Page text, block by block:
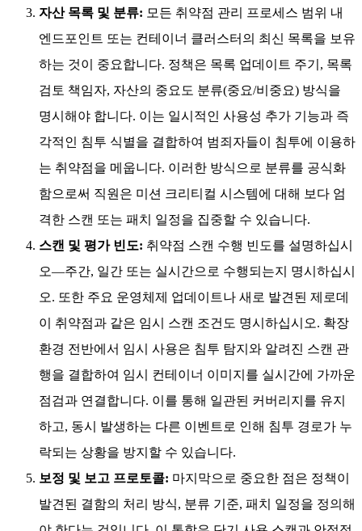
연계함으로써 전체 환경을 일관되게 포괄합니다. 담당자
는 이 섹션을 참고하여 정책이 적용되는 도구, 프로세스
또는 운영체제 버전을 확인합니다.
역할 및 책임:모든 정책은 리드 스캐닝부터 패치 챔피언
에 이르기까지 각 업무의 책임자를 반드시 명시해야 합
니다. 예를 들어 개발팀은 애플리케이션 계층 문제를, 시
스템 관리자는 OS 업데이트를 담당할 수 있습니다. 이
통합은 일시적으로 발생하는 사용량 스캔을 확립된 침투
패턴과 연결하여 침투 식별과 시기적절한 대응을 동기화
합니다. 또한 책임 소재를 명확히 하는 데 도움이 됩니다:
취약점이 몇 주 또는 몇 달 동안 방치되거나 "그건 내 책
임이 아니다"라는 말만 오가는 일이 없도록 합니다.
자산 목록 및 분류:모든 취약점 관리 프로세스 범위 내
엔드포인트 또는 컨테이너 클러스터의 최신 목록을 보유
하는 것이 중요합니다. 정책은 목록 업데이트 주기, 목록
검토 책임자, 자산의 중요도 분류(중요/비중요) 방식을
명시해야 합니다. 이는 일시적인 사용성 추가 기능과 즉
각적인 침투 식별을 결합하여 범죄자들이 침투에 이용하
는 취약점을 메웁니다. 이러한 방식으로 분류를 공식화
함으로써 직원은 미션 크리티컬 시스템에 대해 보다 엄
격한 스캔 또는 패치 일정을 집중할 수 있습니다.